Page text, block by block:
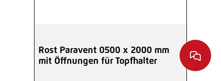
Rost Paravent 0500 x 2000 mm
mit Öffnungen für Topfhalter